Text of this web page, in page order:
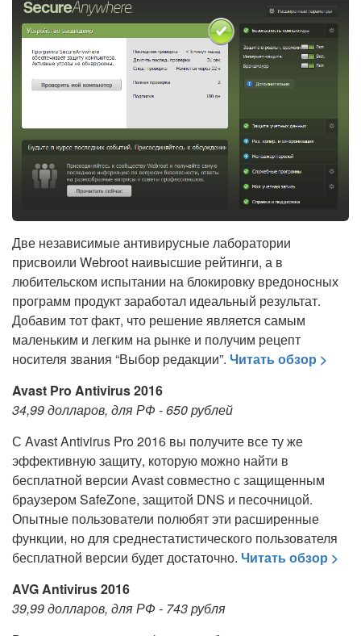
Две независимые антивирусные лаборатории
присвоили Webroot наивысшие рейтинги, а в
любительском испытании на блокировку вредоносных
программ продукт заработал идеальный результат.
Добавим тот факт, что решение является самым
маленьким и легким на рынке и получим рецепт
носителя звания “Выбор редакции”. Читать обзор >
Avast Pro Antivirus 2016
34,99 долларов, для РФ - 650 рублей
С Avast Antivirus Pro 2016 вы получите все ту же
эффективную защиту, которую можно найти в
бесплатной версии Avast совместно с защищенным
браузером SafeZone, защитой DNS и песочницой.
Опытные пользователи полюбят эти расширенные
функции, но для среднестатистического пользователя
бесплатной версии будет достаточно. Читать обзор >
AVG Antivirus 2016
39,99 долларов, для РФ - 743 рубля